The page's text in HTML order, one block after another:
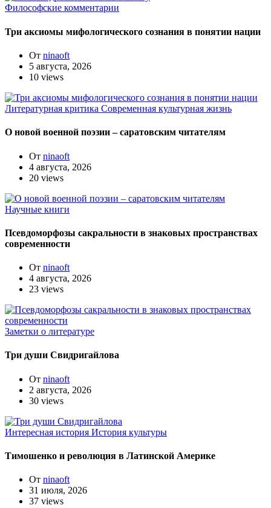
Философские комментарии
Три аксиомы мифологического сознания в понятии нации
От ninaoft
5 августа, 2026
10 views
Литературная критика Современная культурная жизнь
О новой военной поэзии – саратовским читателям
От ninaoft
4 августа, 2026
20 views
Научные книги
Псевдоморфозы сакральности в знаковых пространствах
современности
От ninaoft
4 августа, 2026
23 views
Заметки о литературе
Три души Свидригайлова
От ninaoft
2 августа, 2026
30 views
Интересная история История культуры
Тимошенко и революция в Латинской Америке
От ninaoft
31 июля, 2026
37 views